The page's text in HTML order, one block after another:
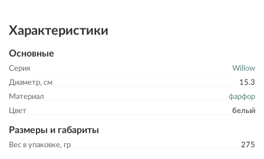
Характеристики
Основные
Серия
Willow
Диаметр, см
15.3
Материал
фарфор
Цвет
белый
Размеры и габариты
Вес в упаковке, гр 275